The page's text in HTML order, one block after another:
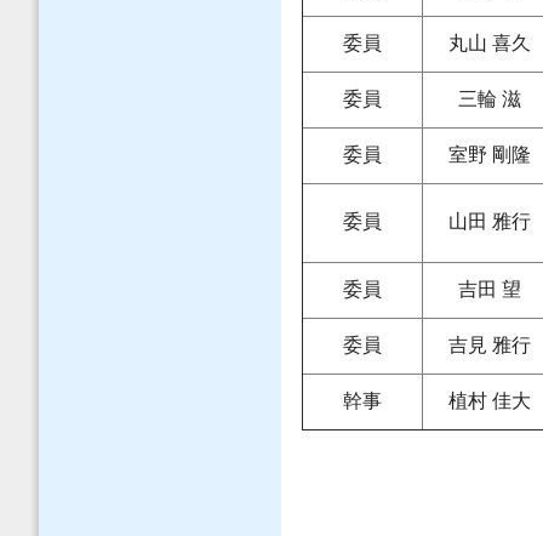
委員 丸山 喜久
委員 三輪 滋
委員 室野 剛隆
委員 山田 雅行
委員 吉田 望
委員 吉見 雅行
幹事 植村 佳大